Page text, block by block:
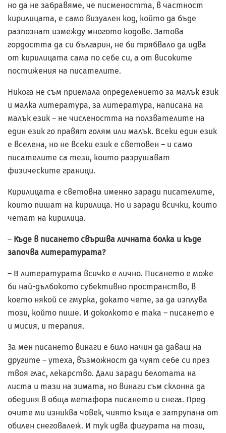
но да не забравяме, че писмеността, в частност
кирилицата, е само визуален код, който да бъде
разпознат измежду многото кодове. Затова
гордостта да си българин, не би трябвало да идва
от кирилицата сама по себе си, а от високите
постижения на писателите.
Никога не съм приемала определението за малък език
и малка литература, за литература, написана на
малък език – не числеността на ползвателите на
един език го правят голям или малък. Всеки един език
е вселена, но не всеки език е световен – и само
писателите са тези, които разрушават
физическите граници.
Кирилицата е световна именно заради писателите,
които пишат на кирилица. Но и заради всички, които
четат на кирилица.
– Къде в писането свършва личната болка и къде
започва литературата?
– В литературата всичко е лично. Писането е може
би най-дълбокото субективно пространство, в
което някой се гмурка, докато чете, за да изплува
този, който пише. И доколкото е така – писането е
и мисия, и терапия.
За мен писането винаги е било начин да даваш на
другите – утеха, възможност да чуят себе си през
твоя глас, лекарство. Дали заради белотата на
листа и тази на зимата, но винаги съм склонна да
обединя в обща метафора писането и снега. Пред
очите ми изниква човек, чиято къща е затрупана от
обилен снеговалеж. И тук идва фигурата на този,